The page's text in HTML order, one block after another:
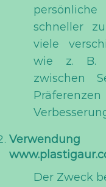
schneller
viele
wie z. B.
zwischen
Der Zweck